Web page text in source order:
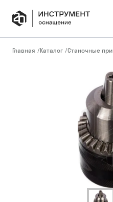
Главная /Каталог /Станочные